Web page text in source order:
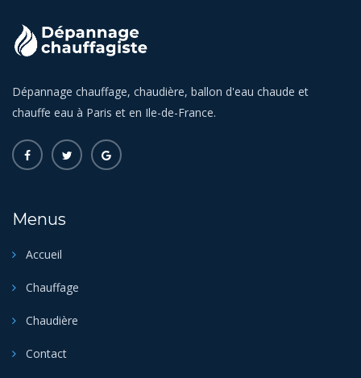
Dépannage chauffage, chaudière, ballon d'eau chaude et
chauffe eau à Paris et en Ile-de-France.
Menus
Accueil
Chauffage
Chaudière
Contact